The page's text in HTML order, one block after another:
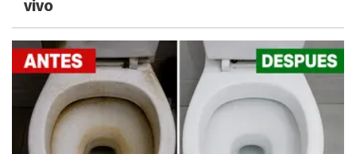
vivo